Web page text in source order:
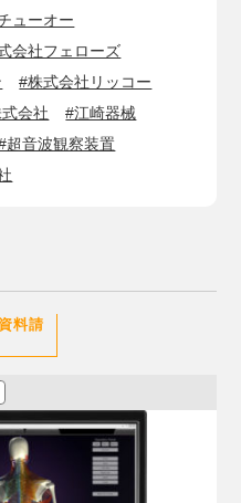
ューオー
会社フェローズ
#株式会社リッコー
会社
#江崎器械
超音波観察装置
料請